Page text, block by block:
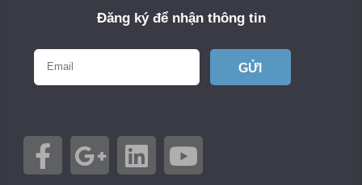
Đăng ký để nhận thông tin
GỬI